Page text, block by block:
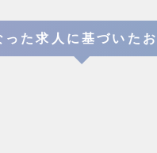
った求人に基づいた